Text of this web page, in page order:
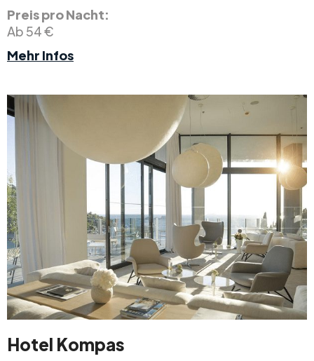
Preis pro Nacht:
Ab 54 €
Mehr Infos
Hotel Kompas